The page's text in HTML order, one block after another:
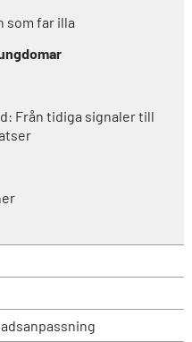
som far illa
Från tidiga signaler till